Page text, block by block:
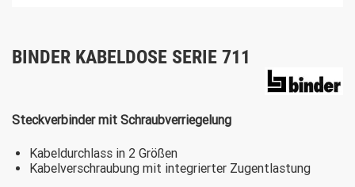
BINDER KABELDOSE SERIE 711
Steckverbinder mit Schraubverriegelung
Kabeldurchlass in 2 Größen
Kabelverschraubung mit integrierter Zugentlastung